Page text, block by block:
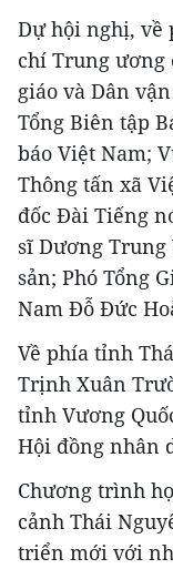
Dự hội nghị, về
chí Trung ương
giáo và Dân
Tổng Biên tập
báo Việt Nam;
Thông tấn xã
đốc Đài Tiếng
sĩ Dương Trung
sản; Phó Tổng
Nam Đỗ Đức
Về phía tỉnh
Trịnh Xuân
tỉnh Vương
Hội đồng nhân
Chương trình
cảnh Thái
triển mới với